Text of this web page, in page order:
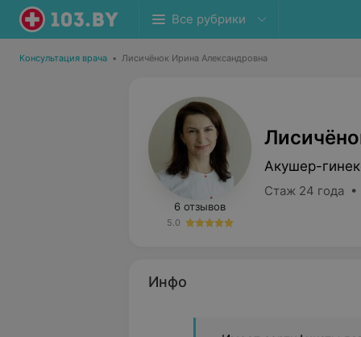
Все рубрики
Консультация врача • Лисичёнок Ирина Александровна
6 отзывов
5.0
Акушер-
Стаж 24 года •
Инфо